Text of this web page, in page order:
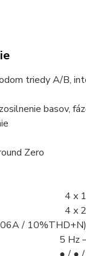
triedy A/B,
basov,
Zero
4Ω) 4 x 140
2Ω) 4 x 230
/
5 Hz –